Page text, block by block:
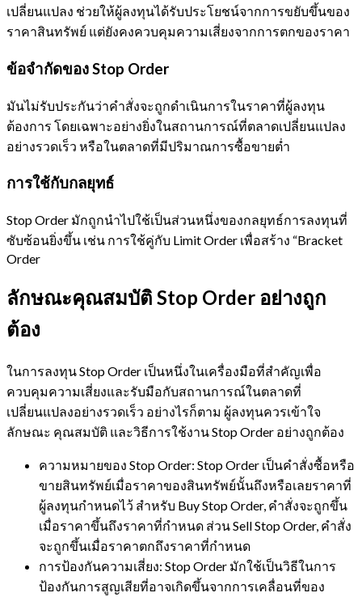
เปลี่ยนแปลง ช่วยให้ผู้ลงทุนได้รับประโยชน์จากการขยับขึ้นของ
ราคาสินทรัพย์ แต่ยังคงควบคุมความเสี่ยงจากการตกของราคา
ข้อจำกัดของ Stop Order
มันไม่รับประกันว่าคำสั่งจะถูกดำเนินการในราคาที่ผู้ลงทุน
ต้องการ โดยเฉพาะอย่างยิ่งในสถานการณ์ที่ตลาดเปลี่ยนแปลง
อย่างรวดเร็ว หรือในตลาดที่มีปริมาณการซื้อขายต่ำ
การใช้กับกลยุทธ์
Stop Order มักถูกนำไปใช้เป็นส่วนหนึ่งของกลยุทธ์การลงทุนที่
ซับซ้อนยิ่งขึ้น เช่น การใช้คู่กับ Limit Order เพื่อสร้าง “Bracket
Order
ลักษณะคุณสมบัติ Stop Order อย่างถูก
ต้อง
ในการลงทุน Stop Order เป็นหนึ่งในเครื่องมือที่สำคัญเพื่อ
ควบคุมความเสี่ยงและรับมือกับสถานการณ์ในตลาดที่
เปลี่ยนแปลงอย่างรวดเร็ว อย่างไรก็ตาม ผู้ลงทุนควรเข้าใจ
ลักษณะ คุณสมบัติ และวิธีการใช้งาน Stop Order อย่างถูกต้อง
ความหมายของ Stop Order: Stop Order เป็นคำสั่งซื้อหรือ
ขายสินทรัพย์เมื่อราคาของสินทรัพย์นั้นถึงหรือเลยราคาที่
ผู้ลงทุนกำหนดไว้ สำหรับ Buy Stop Order, คำสั่งจะถูกขึ้น
เมื่อราคาขึ้นถึงราคาที่กำหนด ส่วน Sell Stop Order, คำสั่ง
จะถูกขึ้นเมื่อราคาตกถึงราคาที่กำหนด
การป้องกันความเสี่ยง: Stop Order มักใช้เป็นวิธีในการ
ป้องกันการสูญเสียที่อาจเกิดขึ้นจากการเคลื่อนที่ของ